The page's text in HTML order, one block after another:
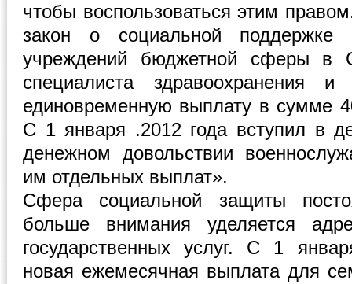
чтобы воспользоваться этим
закон о социальной поддержке
учреждений бюджетной сферы в
специалиста здравоохранения и
единовременную выплату в сумме
С 1 января .2012 года вступил в
денежном довольствии
им отдельных выплат».
Сфера социальной защиты
больше внимания уделяется
государственных услуг. С 1
новая ежемесячная выплата для